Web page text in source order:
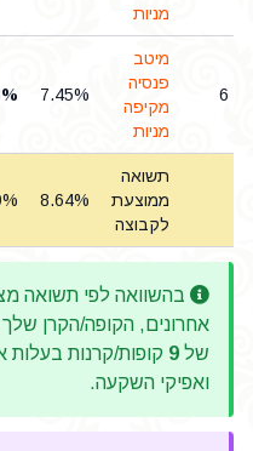
מניות
6
מיטב
פנסיה
מקיפה
מניות
7.45%
תשואה
ממוצעת
לקבוצה
8.64%
בהשוואה לפי תשואה
אחרונים, הקופה/הקרן
של 9 קופות/קרנות בעלות
ואפיקי השקעה.